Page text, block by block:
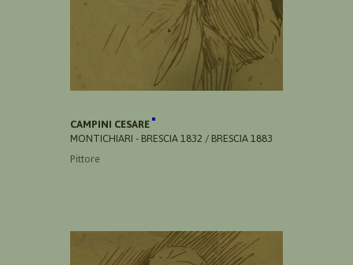
CAMPINI CESARE
MONTICHIARI - BRESCIA 1832 / BRESCIA 1883
Pittore